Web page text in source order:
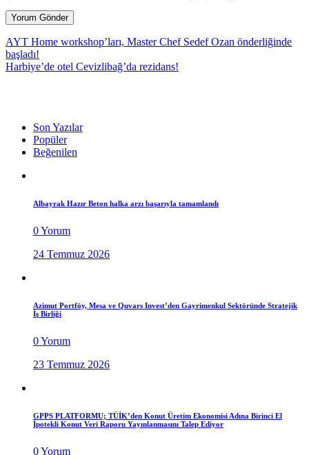
AYT Home workshop’ları, Master Chef Sedef Ozan önderliğinde
başladı!
Harbiye’de otel Cevizlibağ’da rezidans!
Son Yazılar
Popüler
Beğenilen
Albayrak Hazır Beton halka arzı başarıyla tamamlandı
0 Yorum
24 Temmuz 2026
Azimut Portföy, Mesa ve Quvars Invest’den Gayrimenkul Sektöründe Stratejik
İş Birliği
0 Yorum
23 Temmuz 2026
GPPS PLATFORMU; TÜİK’den Konut Üretim Ekonomisi Adına Birinci El
İpotekli Konut Veri Raporu Yayınlanmasını Talep Ediyor
0 Yorum